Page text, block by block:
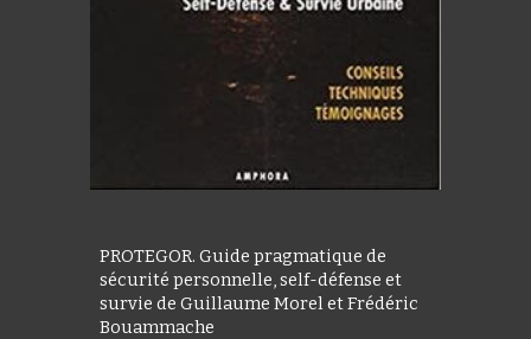
PROTEGOR. Guide pragmatique de
sécurité personnelle, self-défense et
survie de Guillaume Morel et Frédéric
Bouammache